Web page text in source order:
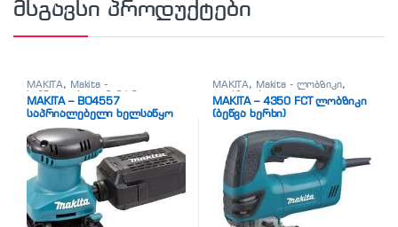
მსგავსი პროდუქტები
MAKITA, Makita -
საპრიალებელი მანქანა
(სველი),სხვადასხვა
MAKITA – BO4557
საპრიალებელი ხელსაწყო
MAKITA, Makita - ლობზიკი,
ლობზიკები
MAKITA – 4350 FCT ლობზიკი
(ბეწვა ხერხი)